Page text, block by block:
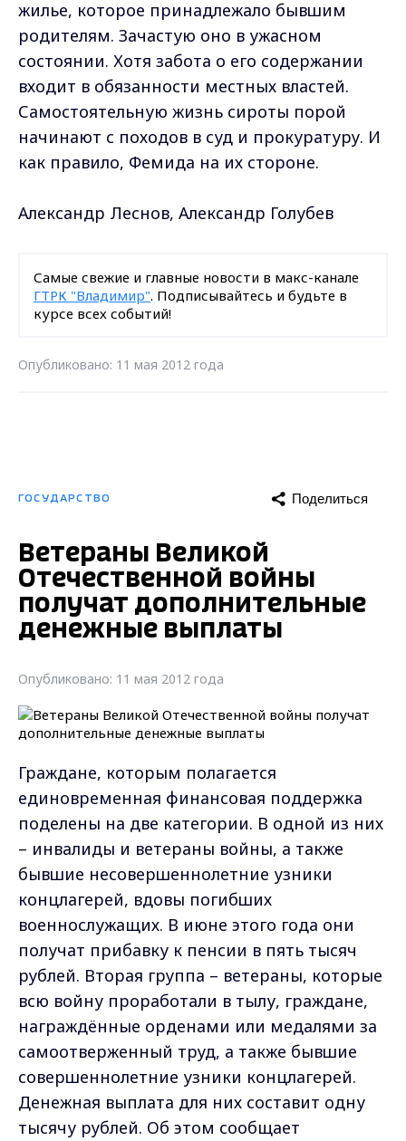
жилье, которое принадлежало бывшим
родителям. Зачастую оно в ужасном
состоянии. Хотя забота о его содержании
входит в обязанности местных властей.
Самостоятельную жизнь сироты порой
начинают с походов в суд и прокуратуру. И
как правило, Фемида на их стороне.
Александр Леснов, Александр Голубев
Самые свежие и главные новости в макс-канале
ГТРК "Владимир". Подписывайтесь и будьте в
курсе всех событий!
Опубликовано: 11 мая 2012 года
ГОСУДАРСТВО Поделиться
Ветераны Великой
Отечественной войны
получат дополнительные
денежные выплаты
Опубликовано: 11 мая 2012 года
Граждане, которым полагается
единовременная финансовая поддержка
поделены на две категории. В одной из них
– инвалиды и ветераны войны, а также
бывшие несовершеннолетние узники
концлагерей, вдовы погибших
военнослужащих. В июне этого года они
получат прибавку к пенсии в пять тысяч
рублей. Вторая группа – ветераны, которые
всю войну проработали в тылу, граждане,
награждённые орденами или медалями за
самоотверженный труд, а также бывшие
совершеннолетние узники концлагерей.
Денежная выплата для них составит одну
тысячу рублей. Об этом сообщает